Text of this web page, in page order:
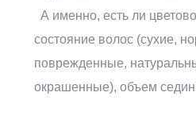
А именно, есть ли
состояние волос (сухие,
поврежденные,
окрашенные), объем